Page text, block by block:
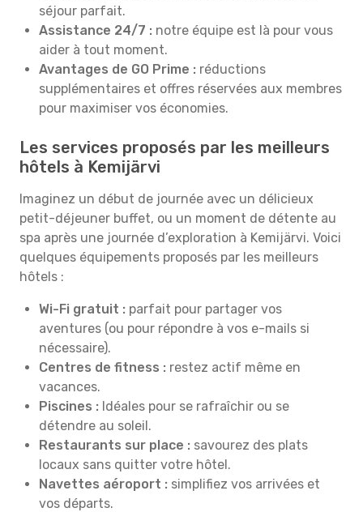
séjour parfait.
Assistance 24/7 : notre équipe est là pour vous
aider à tout moment.
Avantages de GO Prime : réductions
supplémentaires et offres réservées aux membres
pour maximiser vos économies.
Les services proposés par les meilleurs
hôtels à Kemijärvi
Imaginez un début de journée avec un délicieux
petit-déjeuner buffet, ou un moment de détente au
spa après une journée d’exploration à Kemijärvi. Voici
quelques équipements proposés par les meilleurs
hôtels :
Wi-Fi gratuit : parfait pour partager vos
aventures (ou pour répondre à vos e-mails si
nécessaire).
Centres de fitness : restez actif même en
vacances.
Piscines : Idéales pour se rafraîchir ou se
détendre au soleil.
Restaurants sur place : savourez des plats
locaux sans quitter votre hôtel.
Navettes aéroport : simplifiez vos arrivées et
vos départs.